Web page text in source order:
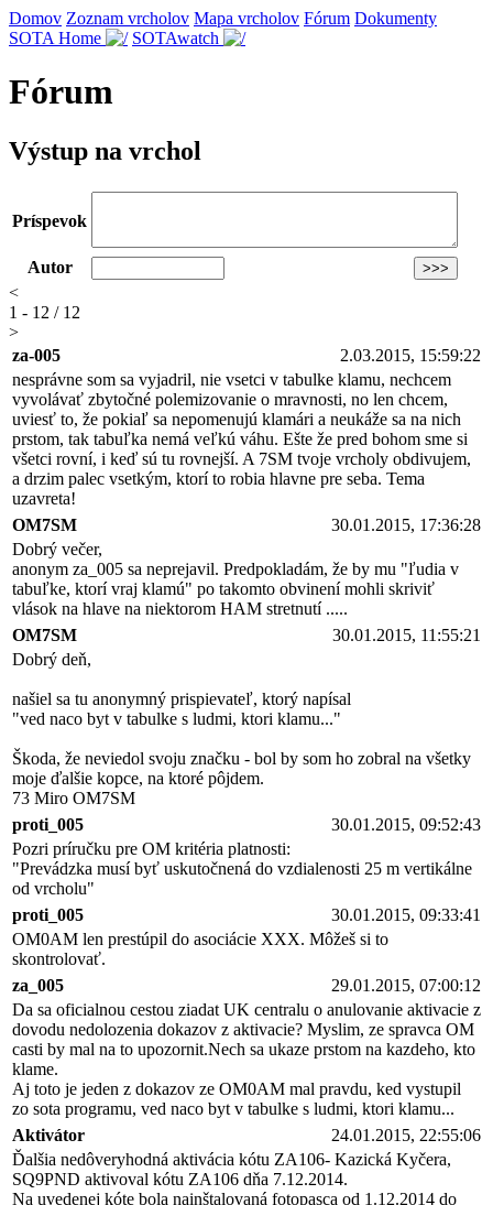
Domov Zoznam vrcholov Mapa vrcholov Fórum Dokumenty
SOTA Home
SOTAwatch
Fórum
Výstup na vrchol
Príspevok
Autor
<
1 - 12 / 12
>
za-005
2.03.2015, 15:59:22
nesprávne som sa vyjadril, nie vsetci v tabulke klamu, nechcem
vyvolávať zbytočné polemizovanie o mravnosti, no len chcem,
uviesť to, že pokiaľ sa nepomenujú klamári a neukáže sa na nich
prstom, tak tabuľka nemá veľkú váhu. Ešte že pred bohom sme si
všetci rovní, i keď sú tu rovnejší. A 7SM tvoje vrcholy obdivujem,
a drzim palec vsetkým, ktorí to robia hlavne pre seba. Tema
uzavreta!
OM7SM
30.01.2015, 17:36:28
Dobrý večer,
anonym za_005 sa neprejavil. Predpokladám, že by mu "ľudia v
tabuľke, ktorí vraj klamú" po takomto obvinení mohli skriviť
vlások na hlave na niektorom HAM stretnutí .....
OM7SM
30.01.2015, 11:55:21
Dobrý deň,
našiel sa tu anonymný prispievateľ, ktorý napísal
"ved naco byt v tabulke s ludmi, ktori klamu..."
Škoda, že neviedol svoju značku - bol by som ho zobral na všetky
moje ďalšie kopce, na ktoré pôjdem.
73 Miro OM7SM
proti_005
30.01.2015, 09:52:43
Pozri príručku pre OM kritéria platnosti:
"Prevádzka musí byť uskutočnená do vzdialenosti 25 m vertikálne
od vrcholu"
proti_005
30.01.2015, 09:33:41
OM0AM len prestúpil do asociácie XXX. Môžeš si to
skontrolovať.
za_005
29.01.2015, 07:00:12
Da sa oficialnou cestou ziadat UK centralu o anulovanie aktivacie z
dovodu nedolozenia dokazov z aktivacie? Myslim, ze spravca OM
casti by mal na to upozornit.Nech sa ukaze prstom na kazdeho, kto
klame.
Aj toto je jeden z dokazov ze OM0AM mal pravdu, ked vystupil
zo sota programu, ved naco byt v tabulke s ludmi, ktori klamu...
Aktivátor
24.01.2015, 22:55:06
Ďalšia nedôveryhodná aktivácia kótu ZA106- Kazická Kyčera,
SQ9PND aktivoval kótu ZA106 dňa 7.12.2014.
Na uvedenej kóte bola nainštalovaná fotopasca od 1.12.2014 do